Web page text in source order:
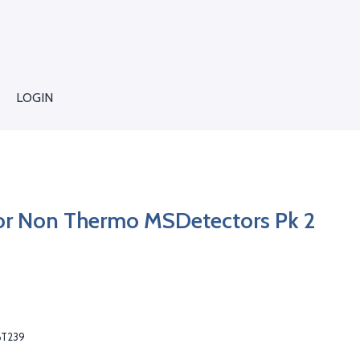
LOGIN
Non Thermo MSDetectors Pk 2